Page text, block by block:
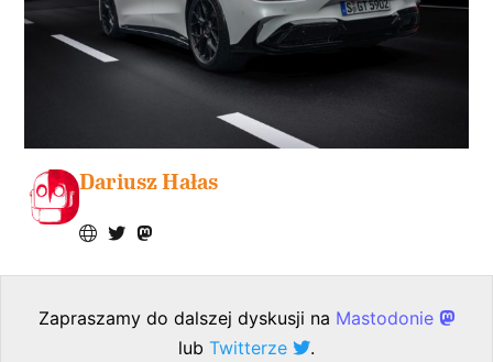
Dariusz Hałas
Zapraszamy do dalszej dyskusji na Mastodonie
lub Twitterze .